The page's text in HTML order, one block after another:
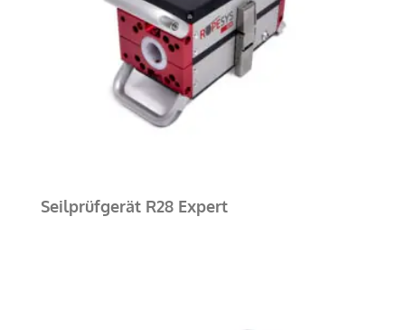
Seilprüfgerät R28 Expert